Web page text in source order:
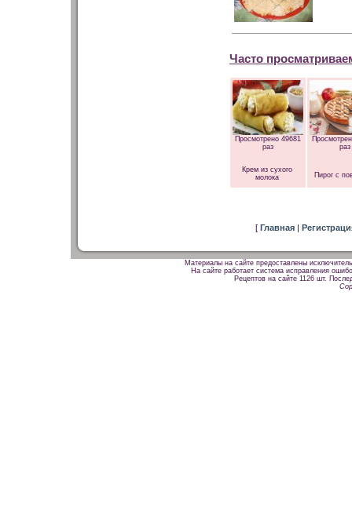
Часто
Просмотрено 49681
раз
Крем из сухого
молока
раз
Пирог с
[ Главная |
Материалы на сайте предоставлены
На сайте работает система исправления
Рецептов на сайте 1126 шт.